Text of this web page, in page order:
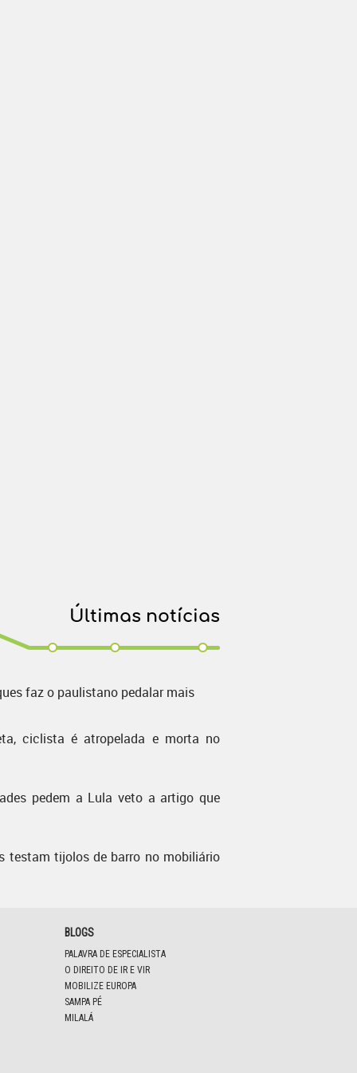
Últimas notícias
faz o paulistano pedalar mais
ciclista é atropelada e morta no
pedem a Lula veto a artigo que
testam tijolos de barro no mobiliário
BLOGS
PALAVRA DE ESPECIALISTA
O DIREITO DE IR E VIR
MOBILIZE EUROPA
SAMPA PÉ
MILALÁ